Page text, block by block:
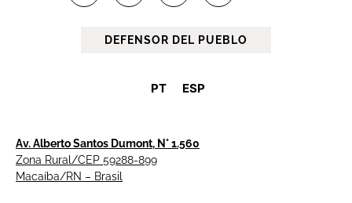
DEFENSOR DEL PUEBLO
PT ESP
Av. Alberto Santos Dumont, N° 1.560
Zona Rural/CEP 59288-899
Macaíba/RN – Brasil